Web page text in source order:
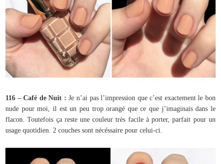
116 – Café de Nuit : Je n’ai pas l’impression que c’est exactement le bon
nude pour moi, il est un peu trop orangé que ce que j’imaginais dans le
flacon. Toutefois ça reste une couleur très facile à porter, parfait pour un
usage quotidien. 2 couches sont nécéssaire pour celui-ci.